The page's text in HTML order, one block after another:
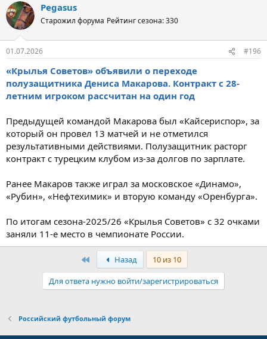
Pegasus
Старожил форума Рейтинг сезона: 330
01.07.2026 #196
«Крылья Советов» объявили о переходе
полузащитника Дениса Макарова. Контракт с 28-
летним игроком рассчитан на один год
Предыдущей командой Макарова был «Кайсериспор», за
который он провел 13 матчей и не отметился
результативными действиями. Полузащитник расторг
контракт с турецким клубом из-за долгов по зарплате.
Ранее Макаров также играл за московское «Динамо»,
«Рубин», «Нефтехимик» и вторую команду «Оренбурга».
По итогам сезона-2025/26 «Крылья Советов» с 32 очками
заняли 11-е место в чемпионате России.
ПервыйНазад
10 из 10
Для ответа нужно войти/зарегистрироваться
Российский футбольный форум